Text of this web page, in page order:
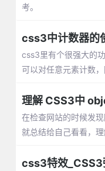
考。
css3中计数器的
css3里有个很强大的
可以对任意元素计数，
理解 CSS3中
在检查网站的时候发
就总结给自己看看，理
css3特效_CSS3